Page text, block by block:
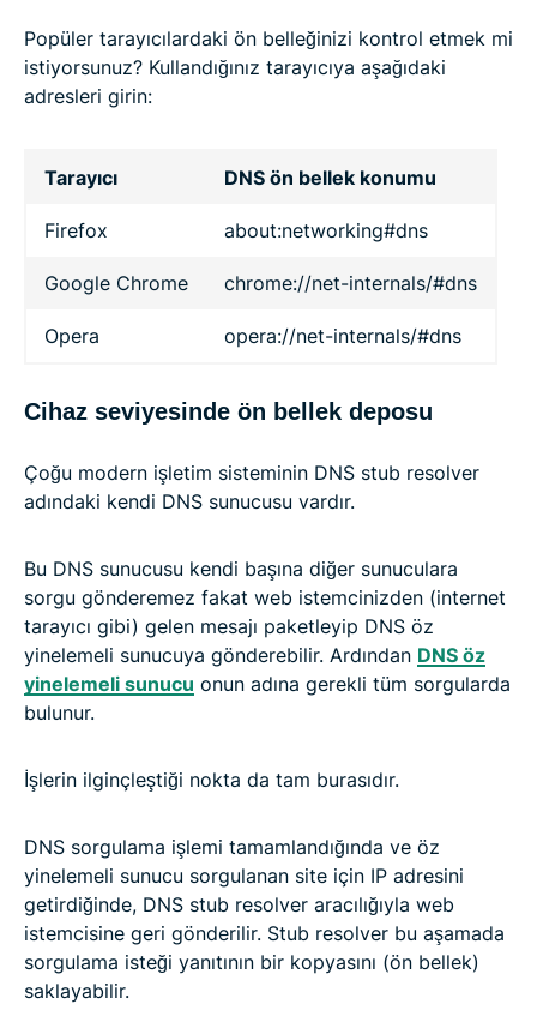
Popüler tarayıcılardaki ön belleğinizi kontrol etmek mi
istiyorsunuz? Kullandığınız tarayıcıya aşağıdaki
adresleri girin:
Tarayıcı DNS ön bellek konumu
Firefox about:networking#dns
Google Chrome chrome://net-internals/#dns
Opera opera://net-internals/#dns
Cihaz seviyesinde ön bellek deposu
Çoğu modern işletim sisteminin DNS stub resolver
adındaki kendi DNS sunucusu vardır.
Bu DNS sunucusu kendi başına diğer sunuculara
sorgu gönderemez fakat web istemcinizden (internet
tarayıcı gibi) gelen mesajı paketleyip DNS öz
yinelemeli sunucuya gönderebilir. Ardından DNS öz
yinelemeli sunucu onun adına gerekli tüm sorgularda
bulunur.
İşlerin ilginçleştiği nokta da tam burasıdır.
DNS sorgulama işlemi tamamlandığında ve öz
yinelemeli sunucu sorgulanan site için IP adresini
getirdiğinde, DNS stub resolver aracılığıyla web
istemcisine geri gönderilir. Stub resolver bu aşamada
sorgulama isteği yanıtının bir kopyasını (ön bellek)
saklayabilir.